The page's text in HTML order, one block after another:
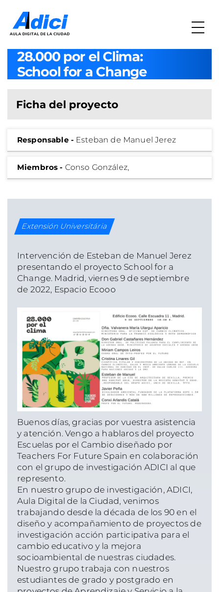
28.000 por el Clima:
School for a Change
Ficha del proyecto
Responsable - Esteban de Manuel Jerez
Miembros - Conso González,
Extensión Universitária
Intervención de Esteban de Manuel Jerez
presentando el proyecto School for a
Change. Madrid, viernes 9 de septiembre
de 2022, Espacio Ecooo
Buenos días, gracias por vuestra asistencia
y atención. Vengo a hablaros del proyecto
Escuelas por el Cambio diseñado por
Teachers For Future Spain en colaboración
con el grupo de investigación ADICI al que
represento.
En nuestro grupo de investigación, ADICI,
Aula Digital de la Ciudad, venimos
trabajando desde la década de los 90 en el
diseño y acompañamiento de proyectos de
investigación acción participativa para el
cambio educativo y la mejora
socioambiental de nuestras ciudades.
Nuestro grupo trabaja con nuestros
estudiantes de grado y postgrado en